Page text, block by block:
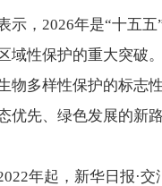
示，2026年是“十五
域性保护的重大突破
物多样性保护的标志
优先、绿色发展的新
年起，新华日报·